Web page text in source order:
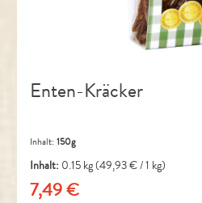
Enten-Kräcker
Inhalt: 150g
Inhalt: 0.15 kg(49,93 € / 1 kg)
Regulärer Preis:
7,49 €